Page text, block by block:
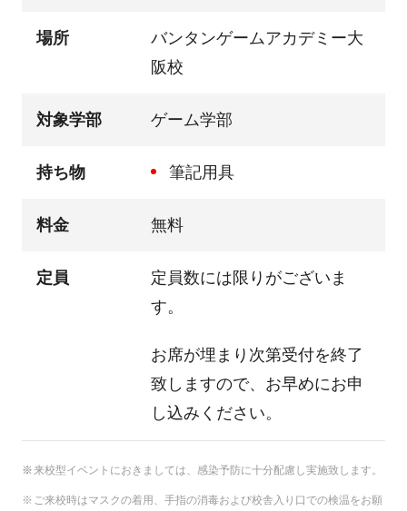
場所
バンタンゲームアカデミー大
阪校
対象学部 ゲーム学部
持ち物 筆記用具
料金 無料
定員
定員数には限りがございま
す。
お席が埋まり次第受付を終了
致しますので、お早めにお申
し込みください。
来校型イベントにおきましては、感染予防に十分配慮し実施致します。
ご来校時はマスクの着用、手指の消毒および校舎入り口での検温をお願